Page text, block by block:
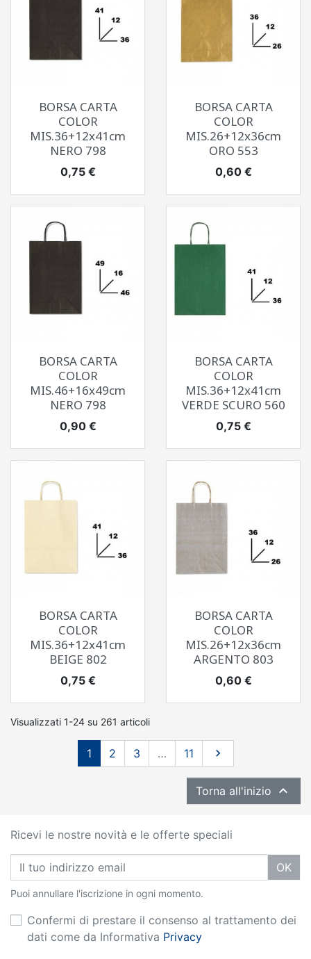
BORSA CARTA
COLOR
MIS.36+12x41cm
NERO 798
Prezzo
0,75 €
BORSA CARTA
COLOR
MIS.26+12x36cm
ORO 553
Prezzo
0,60 €
BORSA CARTA
COLOR
MIS.46+16x49cm
NERO 798
Prezzo
0,90 €
BORSA CARTA
COLOR
MIS.36+12x41cm
VERDE SCURO 560
Prezzo
0,75 €
BORSA CARTA
COLOR
MIS.36+12x41cm
BEIGE 802
Prezzo
0,75 €
BORSA CARTA
COLOR
MIS.26+12x36cm
ARGENTO 803
Prezzo
0,60 €
Visualizzati 1-24 su 261 articoli
1 2 3 … 11 Successivo

Torna all'inizio 
Ricevi le nostre novità e le offerte speciali
OK
Puoi annullare l'iscrizione in ogni momento.
Confermi di prestare il consenso al trattamento dei
dati come da Informativa Privacy